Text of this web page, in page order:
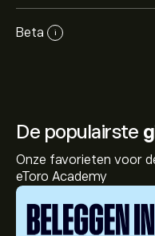
Beta i
De populairste
Onze favorieten voor
eToro Academy